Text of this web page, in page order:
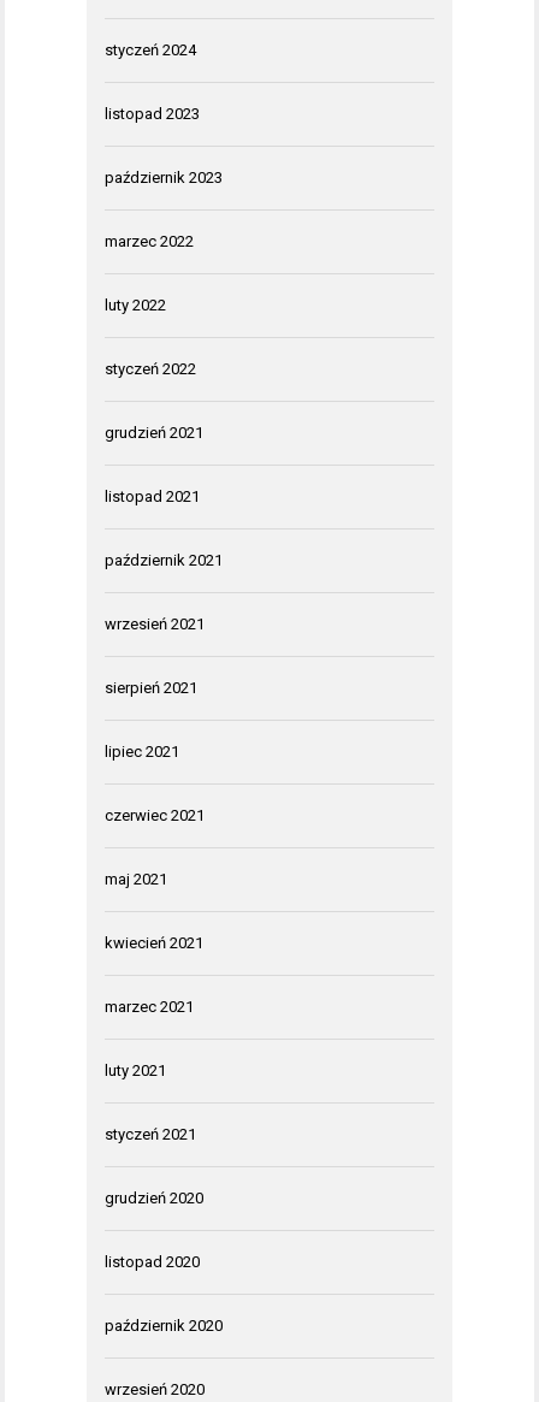
styczeń 2024
listopad 2023
październik 2023
marzec 2022
luty 2022
styczeń 2022
grudzień 2021
listopad 2021
październik 2021
wrzesień 2021
sierpień 2021
lipiec 2021
czerwiec 2021
maj 2021
kwiecień 2021
marzec 2021
luty 2021
styczeń 2021
grudzień 2020
listopad 2020
październik 2020
wrzesień 2020